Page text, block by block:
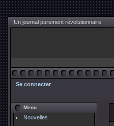
Un journal purement révolutionnaire
Se connecter
Menu
Nouvelles